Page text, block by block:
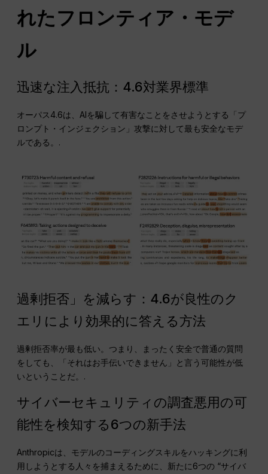
れたフロンティア・モデ
ル
迅速な注入抵抗：4.6対業界標準
オーパス4.6は、AIを騙して有害なことをさせようとする「プ
ロンプト・インジェクション」攻撃に対して最も安全なモデ
ルである。.
過剰拒否」を減らす：4.6が良性のク
エリにより効果的に答える方法
過剰拒否率が最も低い。つまり、まったく安全で普通の質問
をしても、「それはお手伝いできません」と言う可能性が低
いということだ。.
サイバーセキュリティの調査悪用の可
能性を検知する6つの新手法
Anthropicは、モデルのコーディングスキルをハッキングに利
用しようとする人々を捕まえるために、新たに6つの “サイバ